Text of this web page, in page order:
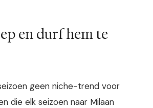
en durf hem te
geen niche-trend voor
die elk seizoen naar Milaan